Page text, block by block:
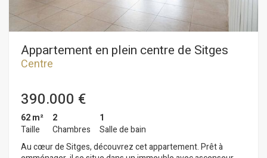
Appartement en plein centre de Sitges
Centre
390.000 €
62 m²
Taille
2
Chambres
1
Salle de bain
Au cœur de Sitges, découvrez cet appartement. Prêt à